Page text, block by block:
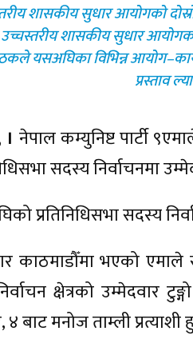
शासकीय सुधार आयोगको
शासकीय सुधार
यसअघिका विभिन्न
प्रस्ताव
नेपाल कम्युनिष्ट पार्टी
सदस्य निर्वाचनमा
प्रतिनिधिसभा सदस्य
काठमाडौँमा भएको
क्षेत्रको उम्मेदवार
४ बाट मनोज ताम्ली